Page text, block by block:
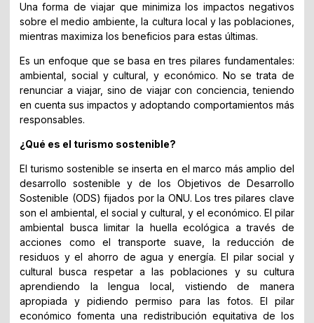
Una forma de viajar que minimiza los impactos negativos
sobre el medio ambiente, la cultura local y las poblaciones,
mientras maximiza los beneficios para estas últimas.
Es un enfoque que se basa en tres pilares fundamentales:
ambiental, social y cultural, y económico. No se trata de
renunciar a viajar, sino de viajar con conciencia, teniendo
en cuenta sus impactos y adoptando comportamientos más
responsables.
¿Qué es el turismo sostenible?
El turismo sostenible se inserta en el marco más amplio del
desarrollo sostenible y de los Objetivos de Desarrollo
Sostenible (ODS) fijados por la ONU. Los tres pilares clave
son el ambiental, el social y cultural, y el económico. El pilar
ambiental busca limitar la huella ecológica a través de
acciones como el transporte suave, la reducción de
residuos y el ahorro de agua y energía. El pilar social y
cultural busca respetar a las poblaciones y su cultura
aprendiendo la lengua local, vistiendo de manera
apropiada y pidiendo permiso para las fotos. El pilar
económico fomenta una redistribución equitativa de los